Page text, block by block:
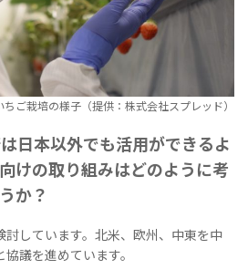
ご栽培の様子（提供：株式会社スプレッド）
日本以外でも活用ができるよ
けの取り組みはどのように考
か？
しています。北米、欧州、中東を中
議を進めています。